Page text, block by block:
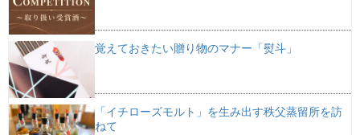
覚えておきたい贈り物のマナー「熨斗」
「イチローズモルト」を生み出す秩父蒸留所を訪
ねて